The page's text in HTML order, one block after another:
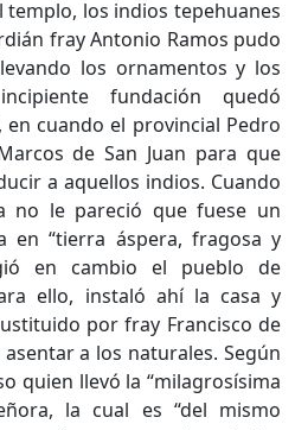
los indios tepehuanes
fray Antonio Ramos pudo
los ornamentos y los
fundación quedó
en cuando el provincial Pedro
de San Juan para que
a aquellos indios. Cuando
no le pareció que fuese un
en “tierra áspera, fragosa y
en cambio el pueblo de
ello, instaló ahí la casa y
por fray Francisco de
a los naturales. Según
quien llevó la “milagrosísima
la cual es “del mismo